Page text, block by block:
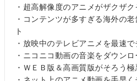
・超高解像度のアニメがザクザ
・コンテンツが多すぎる海外の
ト
・放映中のテレビアニメを最速で
・ニコニコ動画の音楽をダウンロ
・ＷＥＢ版＆高画質版がそろう